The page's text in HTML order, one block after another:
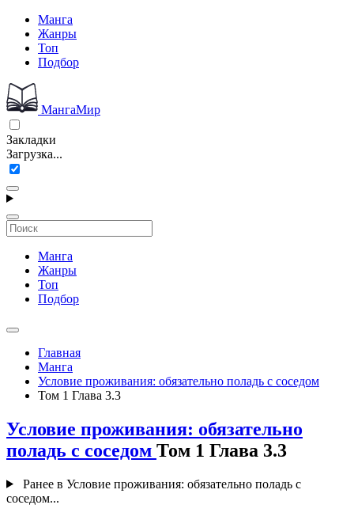
Манга
Жанры
Топ
Подбор
МангаМир
Закладки
Загрузка...
Манга
Жанры
Топ
Подбор
Главная
Манга
Условие проживания: обязательно поладь с соседом
Том 1 Глава 3.3
Условие проживания: обязательно
поладь с соседом Том 1 Глава 3.3
Ранее в Условие проживания: обязательно поладь с
соседом...